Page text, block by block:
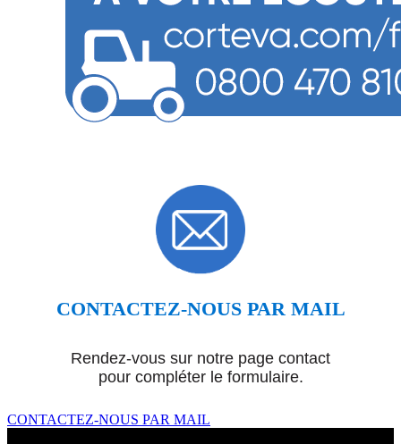
CONTACTEZ-NOUS PAR MAIL
Rendez-vous sur notre page contact
pour compléter le formulaire.
CONTACTEZ-NOUS PAR MAIL